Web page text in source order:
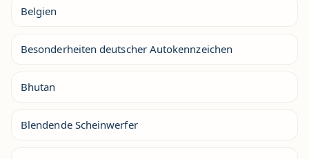
Belgien
Besonderheiten deutscher Autokennzeichen
Bhutan
Blendende Scheinwerfer